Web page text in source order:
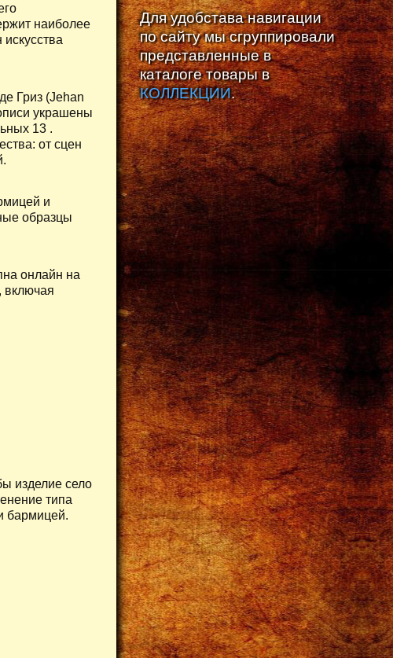
наиболее
Гриз (Jehan
украшены
13 .
от сцен
и
образцы
онлайн на
включая
изделие село
типа
бармицей.
Для удобстава навигации
по сайту мы сгруппировали
представленные в
каталоге товары в
КОЛЛЕКЦИИ.